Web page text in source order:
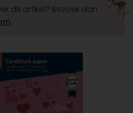
dit artikel? Bezoek dan
.